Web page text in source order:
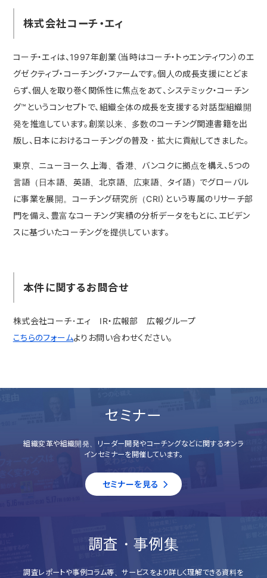
株式会社コーチ・エィ
コーチ・エィは、1997年創業（当時はコーチ・トゥエンティワン）のエ
グゼクティブ・コーチング・ファームです。個人の成長支援にとどま
らず、個人を取り巻く関係性に焦点をあて、システミック・コーチン
グ™というコンセプトで、組織全体の成長を支援する対話型組織開
発を推進しています。創業以来、多数のコーチング関連書籍を出
版し、日本におけるコーチングの普及・拡大に貢献してきました。
東京、ニューヨーク、上海、香港、バンコクに拠点を構え、5つの
言語（日本語、英語、北京語、広東語、タイ語）でグローバル
に事業を展開。コーチング研究所（CRI）という専属のリサーチ部
門を備え、豊富なコーチング実績の分析データをもとに、エビデン
スに基づいたコーチングを提供しています。
本件に関するお問合せ
株式会社コーチ･エィ IR・広報部 広報グループ
こちらのフォームよりお問い合わせください。
セミナー
組織変革や組織開発、リーダー開発やコーチングなどに関するオンラ
インセミナーを開催しています。
セミナーを見る
調査・事例集
調査レポートや事例コラム等、サービスをより詳しく理解できる資料を